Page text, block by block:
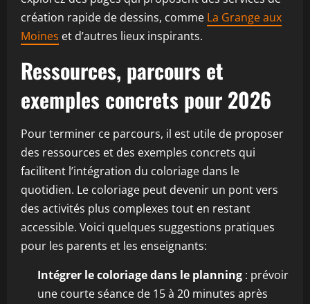
création rapide de dessins, comme La Grange aux
Moines et d’autres lieux inspirants.
Ressources, parcours et
exemples concrets pour 2026
Pour terminer ce parcours, il est utile de proposer
des ressources et des exemples concrets qui
facilitent l’intégration du coloriage dans le
quotidien. Le coloriage peut devenir un pont vers
des activités plus complexes tout en restant
accessible. Voici quelques suggestions pratiques
pour les parents et les enseignants:
Intégrer le coloriage dans le planning : prévoir
une courte séance de 15 à 20 minutes après